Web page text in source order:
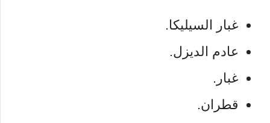
غبار السيليكا.
عادم الديزل.
غبار.
قطران.